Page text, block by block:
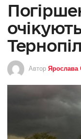
Автор Ярослава